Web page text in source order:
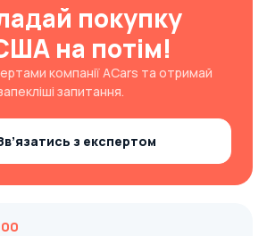
покупку
на потім!
компанії ACars та отримай
запитання.
з експертом